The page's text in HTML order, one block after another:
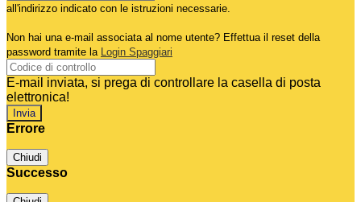
all'indirizzo indicato con le istruzioni necessarie.
Non hai una e-mail associata al nome utente? Effettua il reset della
password tramite la Login Spaggiari
E-mail inviata, si prega di controllare la casella di posta
elettronica!
Errore
Chiudi
Successo